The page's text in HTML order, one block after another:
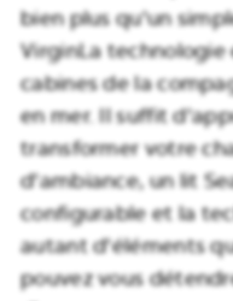
bien plus qu'un
VirginLa
cabines de la
en mer. Il suffit
transformer votre
d'ambiance, un lit
configurable et la
autant d'éléments
pouvez vous